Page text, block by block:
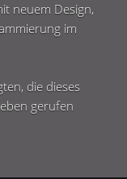
neuem Design,
im
die dieses
gerufen